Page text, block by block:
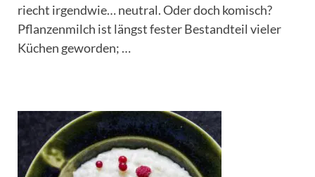
riecht irgendwie… neutral. Oder doch komisch?
Pflanzenmilch ist längst fester Bestandteil vieler
Küchen geworden; …